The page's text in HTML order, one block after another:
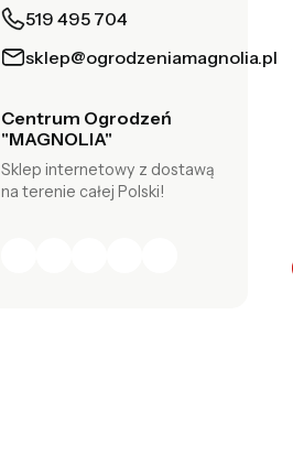
519 495 704
sklep@ogrodzeniamagnolia.pl
Centrum Ogrodzeń
"MAGNOLIA"
Sklep internetowy z dostawą
na terenie całej Polski!